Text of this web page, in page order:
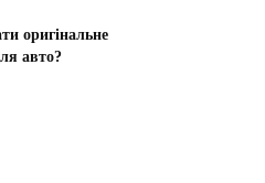
оригінальне
авто?